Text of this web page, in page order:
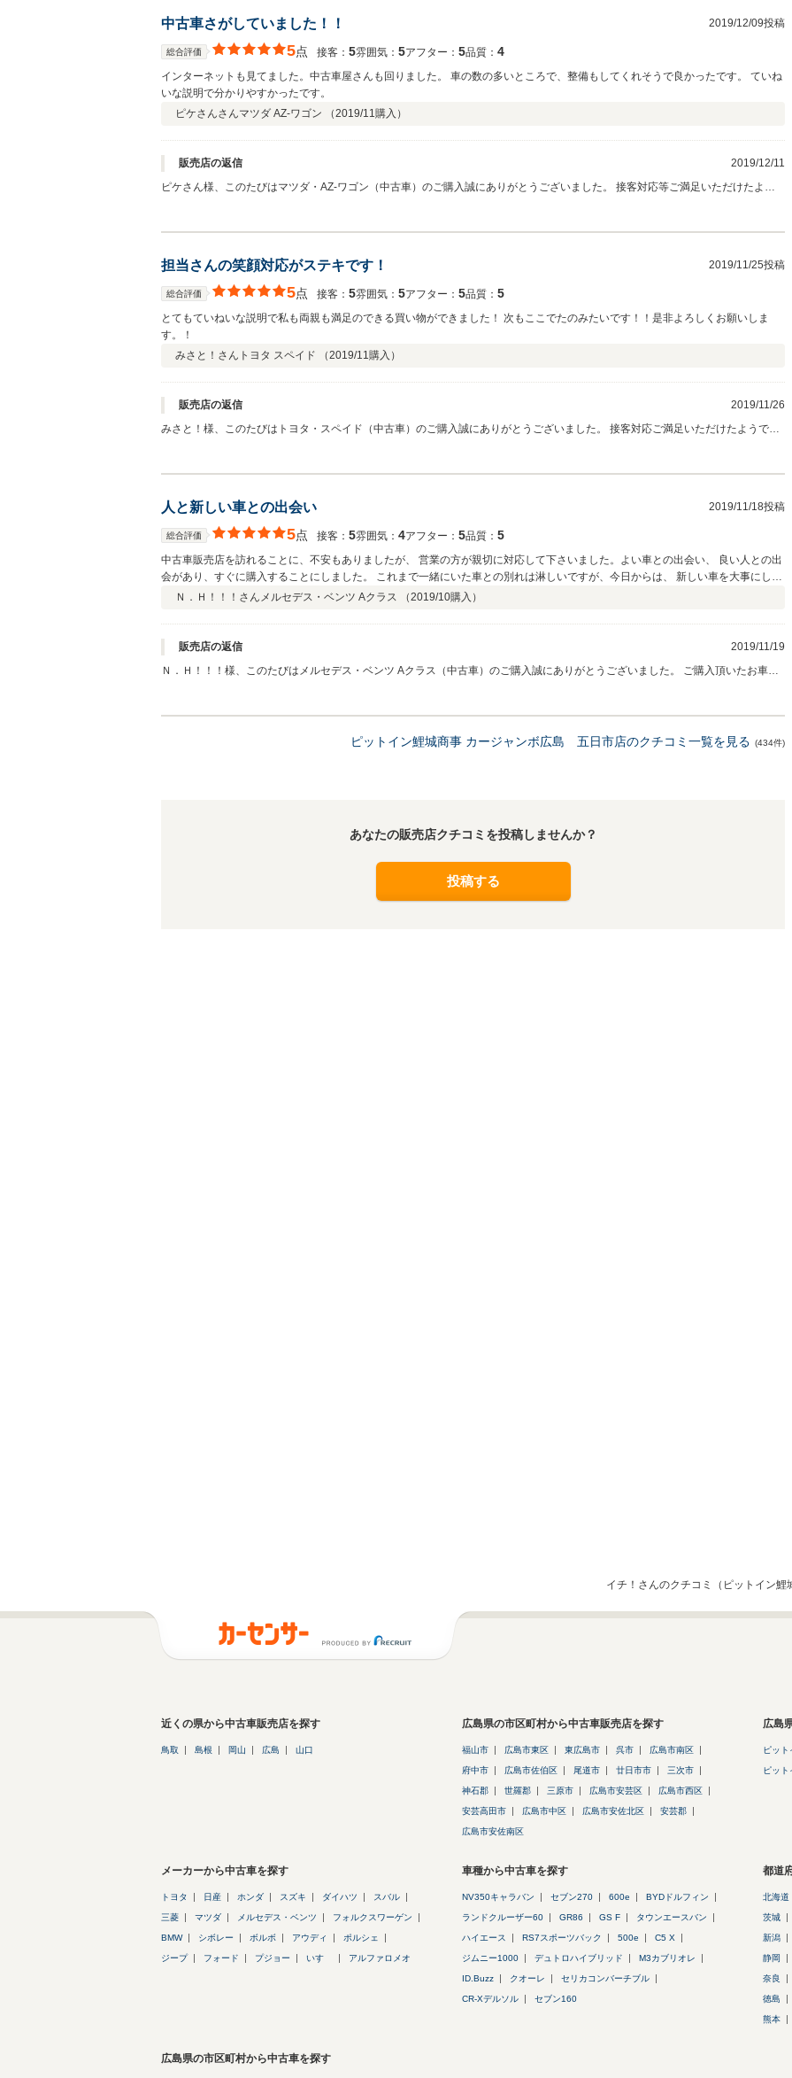
中古車さがしていました！！ 2019/12/09投稿
総合評価 5点 接客： 5雰囲気： 5アフター： 5品質： 4
インターネットも見てました。中古車屋さんも回りました。 車の数の多いところで、整備もしてくれそうで良かったです。 ていね
いな説明で分かりやすかったです。
ピケさんさんマツダ AZ-ワゴン （2019/11購入）
販売店の返信
2019/12/11
ピケさん様、このたびはマツダ・AZ-ワゴン（中古車）のご購入誠にありがとうございました。 接客対応等ご満足いただけたよう
担当さんの笑顔対応がステキです！ 2019/11/25投稿
総合評価 5点 接客： 5雰囲気： 5アフター： 5品質： 5
とてもていねいな説明で私も両親も満足のできる買い物ができました！ 次もここでたのみたいです！！是非よろしくお願いしま
す。！
みさと！さん トヨタ スペイド （2019/11購入）
販売店の返信
2019/11/26
みさと！様、このたびはトヨタ・スペイド（中古車）のご購入誠にありがとうございました。 接客対応ご満足いただけたようで良
人と新しい車との出会い 2019/11/18投稿
総合評価 5点 接客： 5雰囲気： 4アフター： 5品質： 5
中古車販売店を訪れることに、不安もありましたが、 営業の方が親切に対応して下さいました。よい車との出会い、 良い人との出
会があり、すぐに購入することにしました。 これまで一緒にいた車との別れは淋しいですが、今日からは、 新しい車を大事にした
いと思います。
Ｎ．Ｈ！！！さん メルセデス・ベンツ Aクラス （2019/10購入）
販売店の返信
2019/11/19
Ｎ．Ｈ！！！様、このたびはメルセデス・ベンツ Aクラス（中古車）のご購入誠にありがとうございました。 ご購入頂いたお車、
ピットイン鯉城商事 カージャンボ広島 五日市店のクチコミ一覧を見る (434件)
あなたの販売店クチコミを投稿しませんか？
投稿する
イチ！さんのクチコミ（ピットイン
近くの県から中古車販売店を探す
鳥取 島根 岡山 広島 山口
広島県の市区町村から中古車販売店を探す
福山市 広島市東区 東広島市 呉市 広島市南区
府中市 広島市佐伯区 尾道市 廿日市市 三次市
神石郡 世羅郡 三原市 広島市安芸区 広島市西区
安芸高田市 広島市中区 広島市安佐北区 安芸郡
広島市安佐南区
広島
ピット
ピット
メーカーから中古車を探す
トヨタ 日産 ホンダ スズキ ダイハツ スバル
三菱 マツダ メルセデス・ベンツ フォルクスワーゲン
BMW シボレー ボルボ アウディ ポルシェ
ジープ フォード プジョー いすゞ アルファロメオ
車種から中古車を探す
NV350キャラバン セブン270 600e BYDドルフィン
ランドクルーザー60 GR86 GS F タウンエースバン
ハイエース RS7スポーツバック 500e C5 X
ジムニー1000 デュトロハイブリッド M3カブリオレ
ID.Buzz クオーレ セリカコンバーチブル
CR-Xデルソル セブン160
都道
北海道
茨城
新潟
静岡
奈良
徳島
熊本
広島県の市区町村から中古車を探す